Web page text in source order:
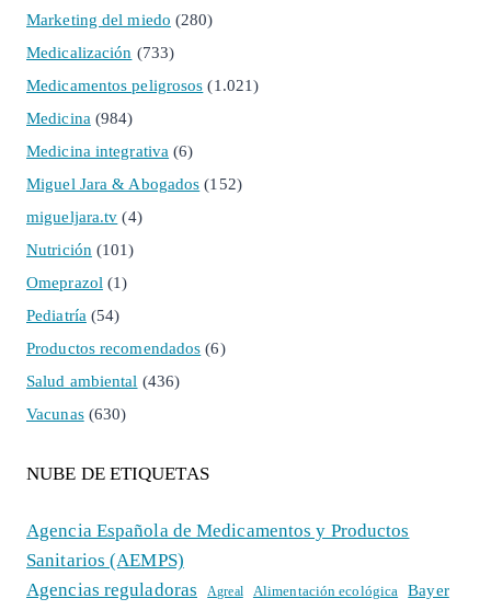
Marketing del miedo (280)
Medicalización (733)
Medicamentos peligrosos (1.021)
Medicina (984)
Medicina integrativa (6)
Miguel Jara & Abogados (152)
migueljara.tv (4)
Nutrición (101)
Omeprazol (1)
Pediatría (54)
Productos recomendados (6)
Salud ambiental (436)
Vacunas(630)
NUBE DE ETIQUETAS
Agencia Española de Medicamentos y Productos
Sanitarios (AEMPS)
Agencias reguladoras
Agreal Alimentación ecológica Bayer